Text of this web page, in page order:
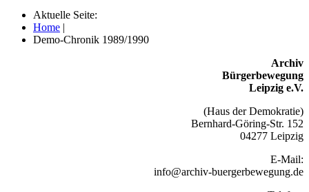
Aktuelle Seite:
Home |
Demo-Chronik 1989/1990
Archiv
Bürgerbewegung
Leipzig e.V.
(Haus der Demokratie)
Bernhard-Göring-Str. 152
04277 Leipzig
E-Mail:
info@archiv-buergerbewegung.de